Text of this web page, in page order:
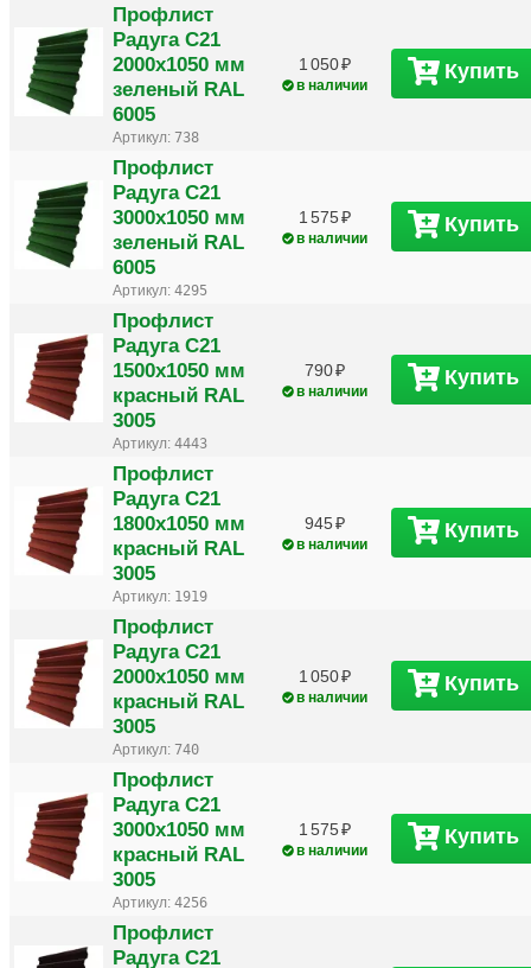
Профлист
Радуга С21
2000х1050 мм
зеленый RAL
6005
Артикул: 738
1 050
в наличии
Купить
Профлист
Радуга С21
3000х1050 мм
зеленый RAL
6005
Артикул: 4295
1 575
в наличии
Купить
Профлист
Радуга С21
1500х1050 мм
красный RAL
3005
Артикул: 4443
790
в наличии
Купить
Профлист
Радуга С21
1800х1050 мм
красный RAL
3005
Артикул: 1919
945
в наличии
Купить
Профлист
Радуга С21
2000х1050 мм
красный RAL
3005
Артикул: 740
1 050
в наличии
Купить
Профлист
Радуга С21
3000х1050 мм
красный RAL
3005
Артикул: 4256
1 575
в наличии
Купить
Профлист
Радуга С21